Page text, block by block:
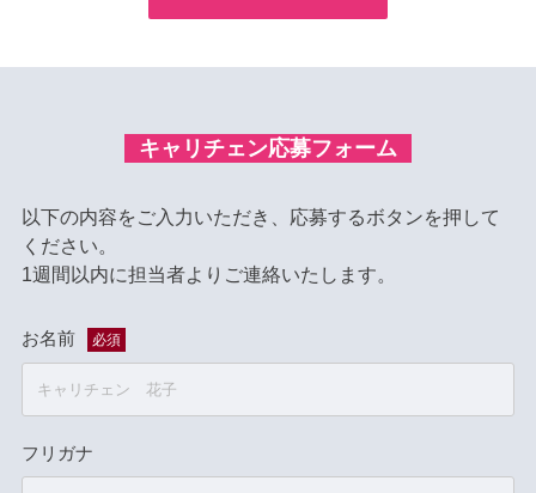
キャリチェン応募フォーム
以下の内容をご入力いただき、応募するボタンを押して
ください。
1週間以内に担当者よりご連絡いたします。
お名前 必須
フリガナ